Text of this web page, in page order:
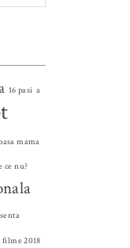
16 pasi a
mama
ce nu?
filme 2018